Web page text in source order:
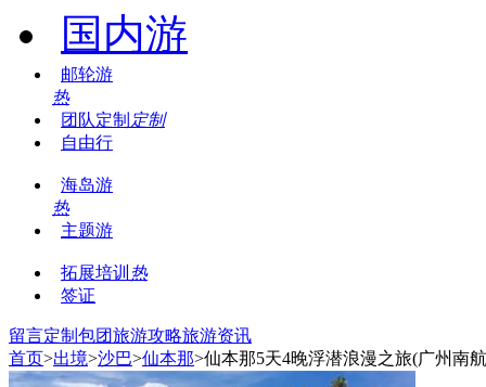
国内游
邮轮游
热
团队定制 定制
自由行
海岛游
热
主题游
拓展培训 热
签证
留言定制包团旅游攻略旅游资讯
首页>出境>沙巴>仙本那>仙本那5天4晚浮潜浪漫之旅(广州南